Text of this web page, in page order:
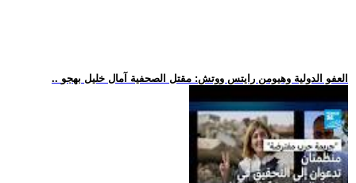
.. العفو الدولية وهيومن رايتس ووتش: مقتل الصحفية آمال خليل بهجو